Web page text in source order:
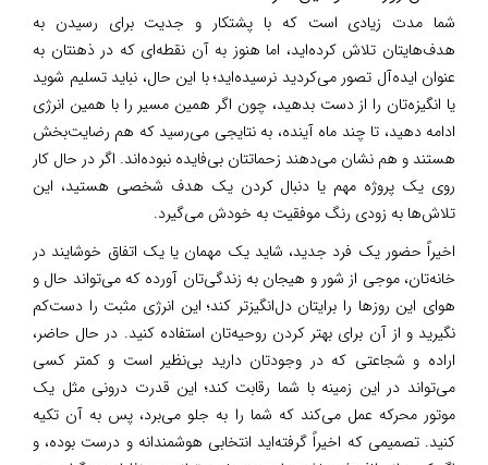
شما مدت زیادی است که با پشتکار و جدیت برای رسیدن به
هدف‌هایتان تلاش کرده‌اید، اما هنوز به آن نقطه‌ای که در ذهنتان به
عنوان ایده‌آل تصور می‌کردید نرسیده‌اید؛ با این حال، نباید تسلیم شوید
یا انگیزه‌تان را از دست بدهید، چون اگر همین مسیر را با همین انرژی
ادامه دهید، تا چند ماه آینده، به نتایجی می‌رسید که هم رضایت‌بخش
هستند و هم نشان می‌دهند زحماتتان بی‌فایده نبوده‌اند. اگر در حال کار
روی یک پروژه مهم یا دنبال کردن یک هدف شخصی هستید، این
تلاش‌ها به زودی رنگ موفقیت به خودش می‌گیرد.
اخیراً حضور یک فرد جدید، شاید یک مهمان یا یک اتفاق خوشایند در
خانه‌تان، موجی از شور و هیجان به زندگی‌تان آورده که می‌تواند حال و
هوای این روزها را برایتان دل‌انگیزتر کند؛ این انرژی مثبت را دست‌کم
نگیرید و از آن برای بهتر کردن روحیه‌تان استفاده کنید. در حال حاضر،
اراده و شجاعتی که در وجودتان دارید بی‌نظیر است و کمتر کسی
می‌تواند در این زمینه با شما رقابت کند؛ این قدرت درونی مثل یک
موتور محرکه عمل می‌کند که شما را به جلو می‌برد، پس به آن تکیه
کنید. تصمیمی که اخیراً گرفته‌اید انتخابی هوشمندانه و درست بوده، و